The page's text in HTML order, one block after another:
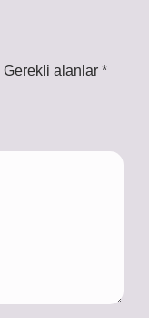
Gerekli alanlar *